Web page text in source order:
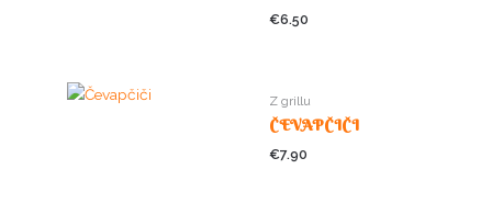
€6.50
Z grillu
ČEVAPČIČI
€7.90